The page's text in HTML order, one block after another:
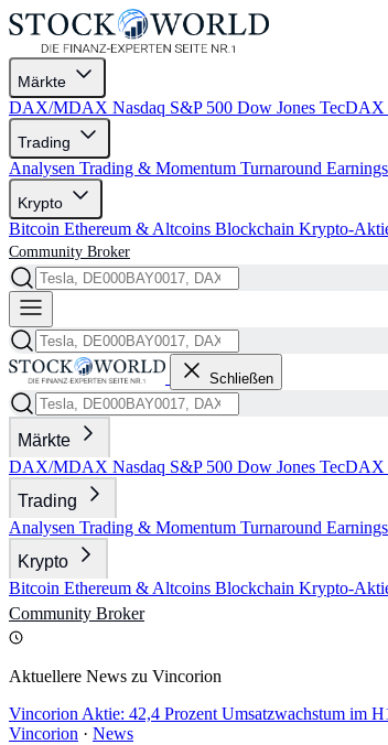
Märkte
DAX/MDAX Nasdaq S&P 500 Dow Jones TecDAX
Trading
Analysen Trading & Momentum Turnaround Earnings
Krypto
Bitcoin Ethereum & Altcoins Blockchain Krypto-
Community Broker
Schließen
Märkte
DAX/MDAX Nasdaq S&P 500 Dow Jones TecDAX
Trading
Analysen Trading & Momentum Turnaround Earnings
Krypto
Bitcoin Ethereum & Altcoins Blockchain Krypto-
Community Broker
Aktuellere News zu Vincorion
Vincorion Aktie: 42,4 Prozent Umsatzwachstum im
Vincorion · News